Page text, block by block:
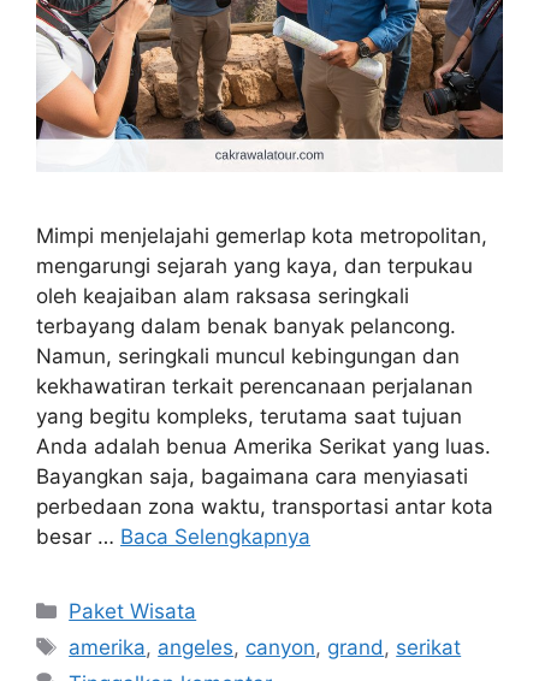
Mimpi menjelajahi gemerlap kota metropolitan,
mengarungi sejarah yang kaya, dan terpukau
oleh keajaiban alam raksasa seringkali
terbayang dalam benak banyak pelancong.
Namun, seringkali muncul kebingungan dan
kekhawatiran terkait perencanaan perjalanan
yang begitu kompleks, terutama saat tujuan
Anda adalah benua Amerika Serikat yang luas.
Bayangkan saja, bagaimana cara menyiasati
perbedaan zona waktu, transportasi antar kota
besar … Baca Selengkapnya
Kategori
Paket Wisata
Tag
amerika, angeles, canyon, grand , serikat